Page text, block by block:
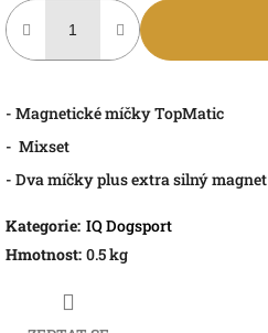
- Magnetické míčky TopMatic
- Mixset
- Dva míčky plus extra silný magnet
Kategorie: IQ Dogsport
Hmotnost: 0.5 kg